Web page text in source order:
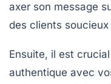
axer son message
des clients soucieux
Ensuite, il est
authentique avec